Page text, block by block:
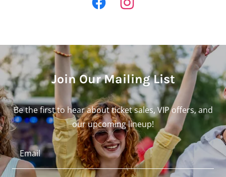
Join Our Mailing List
Be the first to hear about ticket sales, VIP offers, and
our upcoming lineup!
Email